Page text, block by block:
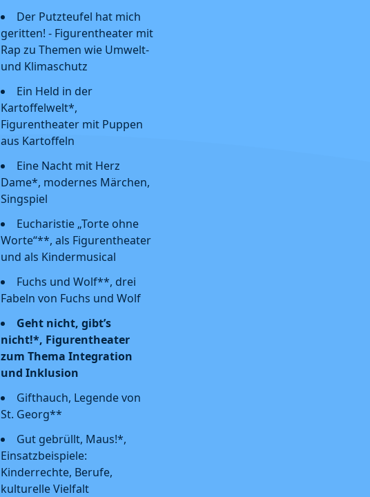
Der Putzteufel hat mich
geritten! - Figurentheater mit
Rap zu Themen wie Umwelt-
und Klimaschutz
Ein Held in der
Kartoffelwelt*,
Figurentheater mit Puppen
aus Kartoffeln
Eine Nacht mit Herz
Dame*, modernes Märchen,
Singspiel
Eucharistie „Torte ohne
Worte“**, als Figurentheater
und als Kindermusical
Fuchs und Wolf**, drei
Fabeln von Fuchs und Wolf
Geht nicht, gibt’s
nicht!*, Figurentheater
zum Thema Integration
und Inklusion
Gifthauch, Legende von
St. Georg**
Gut gebrüllt, Maus!*,
Einsatzbeispiele:
Kinderrechte, Berufe,
kulturelle Vielfalt